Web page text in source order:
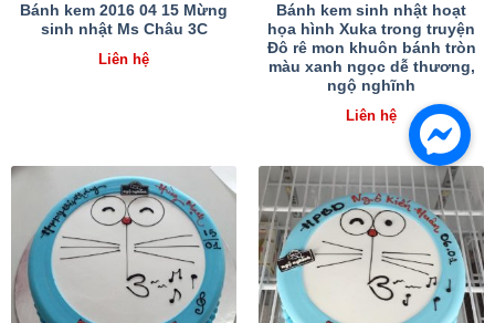
Bánh kem 2016 04 15 Mừng
sinh nhật Ms Châu 3C
Liên hệ
Bánh kem sinh nhật hoạt
họa hình Xuka trong truyện
Đô rê mon khuôn bánh tròn
màu xanh ngọc dễ thương,
ngộ nghĩnh
Liên hệ